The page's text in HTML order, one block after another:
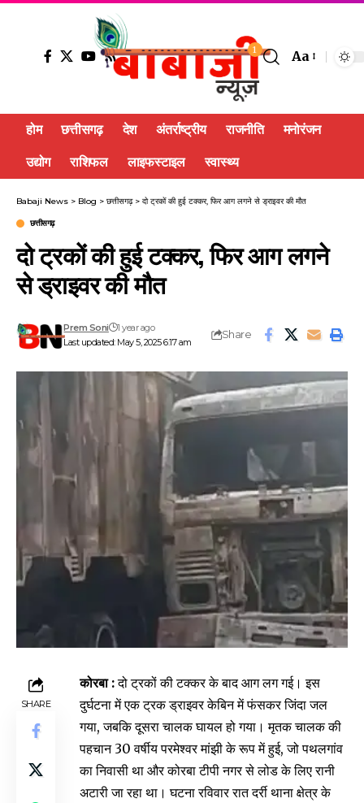
1 Aa
होम छत्तीसगढ़ देश अंतर्राष्ट्रीय राजनीति मनोरंजन
उद्योग राशिफल लाइफस्टाइल स्वास्थ्य
Babaji News > Blog > छत्तीसगढ़> दो ट्रकों की हुई टक्कर, फिर आग लगने से ड्राइवर की मौत
छत्तीसगढ़
दो ट्रकों की हुई टक्कर, फिर आग लगने
से ड्राइवर की मौत
Last updated: May 5, 2025 6:17 am
Prem Soni 1 year ago
Share
SHARE
कोरबा :दो ट्रकों की टक्कर के बाद आग लग गई। इस
दुर्घटना में एक ट्रक ड्राइवर केबिन में फंसकर जिंदा जल
गया, जबकि दूसरा चालक घायल हो गया। मृतक चालक की
पहचान 30 वर्षीय परमेश्वर मांझी के रूप में हुई, जो पथलगांव
का निवासी था और कोरबा टीपी नगर से लोड के लिए रानी
अटारी जा रहा था। घटना रविवार रात दर्री थाना क्षेत्र के